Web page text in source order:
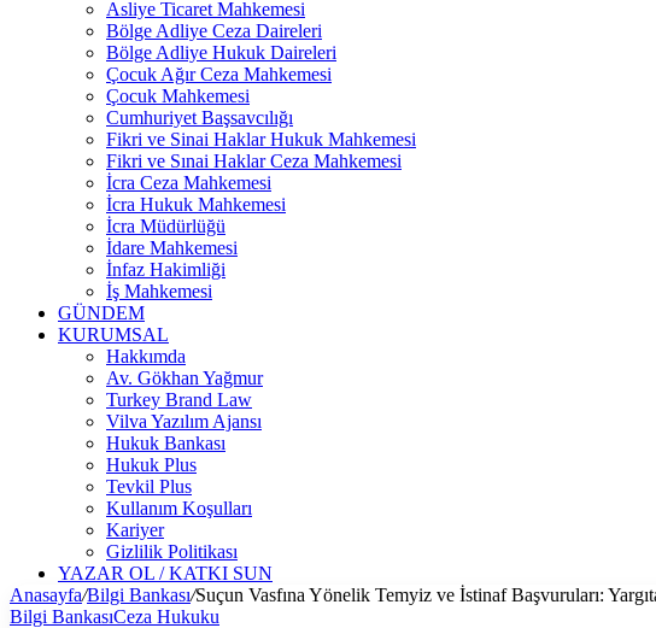
Asliye Ticaret Mahkemesi
Bölge Adliye Ceza Daireleri
Bölge Adliye Hukuk Daireleri
Çocuk Ağır Ceza Mahkemesi
Çocuk Mahkemesi
Cumhuriyet Başsavcılığı
Fikri ve Sinai Haklar Hukuk Mahkemesi
Fikri ve Sınai Haklar Ceza Mahkemesi
İcra Ceza Mahkemesi
İcra Hukuk Mahkemesi
İcra Müdürlüğü
İdare Mahkemesi
İnfaz Hakimliği
İş Mahkemesi
GÜNDEM
KURUMSAL
Hakkımda
Av. Gökhan Yağmur
Turkey Brand Law
Vilva Yazılım Ajansı
Hukuk Bankası
Hukuk Plus
Tevkil Plus
Kullanım Koşulları
Kariyer
Gizlilik Politikası
YAZAR OL / KATKI SUN
Anasayfa/Bilgi Bankası/Suçun Vasfına Yönelik Temyiz ve İstinaf Başvuruları:
Bilgi BankasıCeza Hukuku